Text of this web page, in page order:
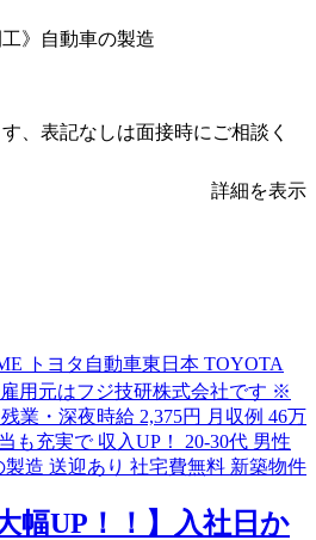
工》自動車の製造
、表記なしは面接時にご相談く
詳細を表示
幅UP！！】入社日か